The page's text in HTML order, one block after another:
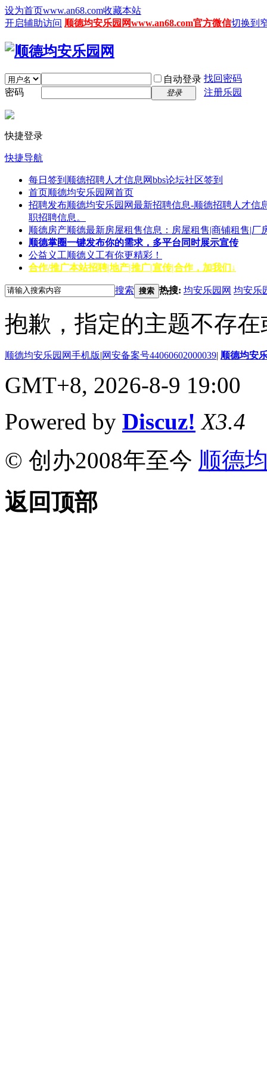
设为首页www.an68.com收藏本站
开启辅助访问 顺德均安乐园网www.an68.com官方微信切换到
自动登录 找回密码
密码
登录 注册乐园
快捷登录
快捷导航
每日签到 顺德招聘人才信息网bbs论坛社区签到
首页顺德均安乐园网首页
招聘发布顺德均安乐园网最新招聘信息-顺德招聘人才信
职招聘信息。
顺德房产顺德最新房屋租售信息：房屋租售|商铺租售|厂
顺德掌圈一键发布你的需求，多平台同时展示宣传
公益义工顺德义工有你更精彩！
合作/推广本站招聘|地产|推广|宣传|合作，加我们↓
搜索 搜索 热搜: 均安乐园网 均安乐
抱歉，指定的主题不存
顺德均安乐园网手机版|网安备案号44060602000039| 顺德均安
GMT+8, 2026-8-9 19:00
Powered by Discuz! X3.4
© 创办2008年至今 顺德
返回顶部